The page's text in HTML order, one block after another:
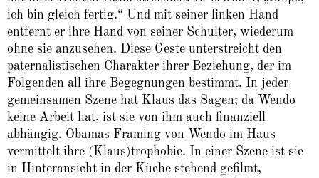
ich bin gleich fertig.“ Und mit seiner linken Hand
entfernt er ihre Hand von seiner Schulter, wiederum
ohne sie anzusehen. Diese Geste unterstreicht den
paternalistischen Charakter ihrer Beziehung, der im
Folgenden all ihre Begegnungen bestimmt. In jeder
gemeinsamen Szene hat Klaus das Sagen; da Wendo
keine Arbeit hat, ist sie von ihm auch finanziell
abhängig. Obamas Framing von Wendo im Haus
vermittelt ihre (Klaus)trophobie. In einer Szene ist sie
in Hinteransicht in der Küche stehend gefilmt,